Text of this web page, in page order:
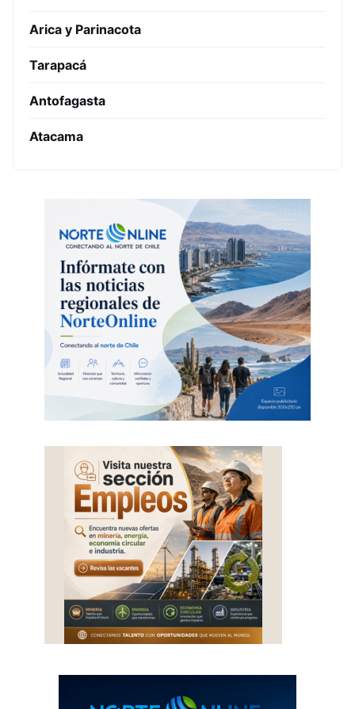
Arica y Parinacota
Tarapacá
Antofagasta
Atacama